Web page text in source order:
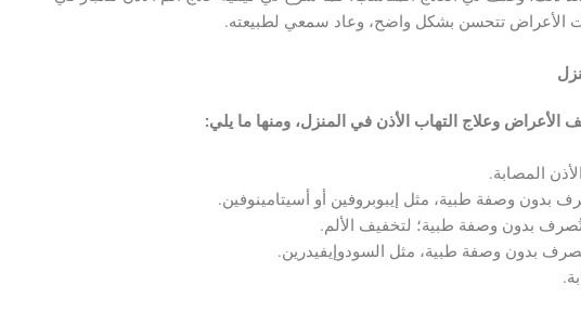
الأعراض تتحسن بشكل واضح، وعاد سمعي لطبيعته.
وعلاج التهاب الأذن في المنزل، ومنها ما يلي:
المصابة.
بدون وصفة طبية، مثل إيبوبروفين أو أسيتامينوفين.
بدون وصفة طبية؛ لتخفيف الألم.
تُصرف بدون وصفة طبية، مثل السودوإيفيدرين.